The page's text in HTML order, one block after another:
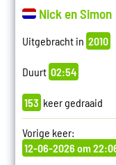
Nick en Simon
Uitgebracht in 2010
Duurt 02:54
153 keer gedraaid
Vorige keer:
12-06-2026 om